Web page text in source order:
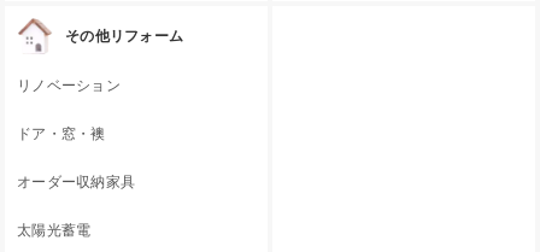
その他リフォーム
リノベーション
ドア・窓・襖
オーダー収納家具
太陽光蓄電